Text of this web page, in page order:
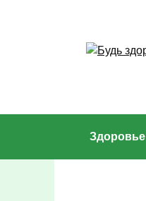
Здоровье